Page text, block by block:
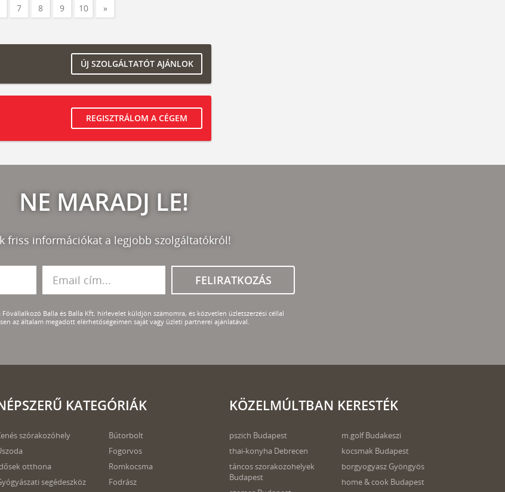
7 8 9 10 »
ÚJ SZOLGÁLTATÓT AJÁNLOK
REGISZTRÁLOM A CÉGEM
NE MARADJ LE!
friss információkat a legjobb szolgáltatókról!
FELIRATKOZÁS
Balla és Balla Kft. hírlevelet küldjön számomra, és közvetlen üzletszerzési céllal
az általam megadott elérhetőségeimen saját vagy üzleti partnerei ajánlatával.
KATEGÓRIÁK
szórakozóhely
otthona
segédeszköz
Bútorbolt
Fogorvos
Romkocsma
Fodrász
KÖZELMÚLTBAN KERESTÉK
pszich Budapest
thai-konyha Debrecen
táncos szorakozohelyek
Budapest
m.golf Budakeszi
kocsmak Budapest
borgyogyasz Gyöngyös
home & cook Budapest